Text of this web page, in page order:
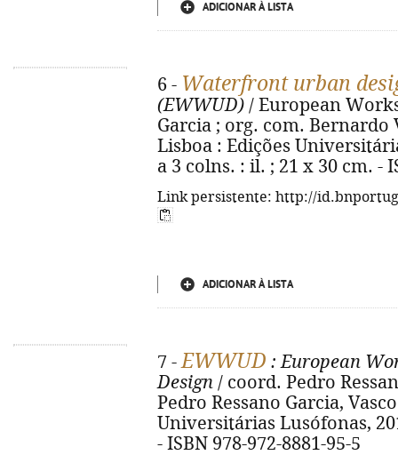
ADICIONAR À LISTA
6 - Waterfront urban
(EWWUD) / European
Garcia ; org. com. Bernardo
Lisboa : Edições
a 3 colns. : il. ; 21 x 30 cm. -
Link persistente: http://
ADICIONAR À LISTA
7 -EWWUD : European
Design / coord. Pedro
Pedro Ressano Garcia,
Universitárias Lusófonas,
- ISBN 978-972-8881-95-5